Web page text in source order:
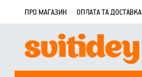
ПРО МАГАЗИН ОПЛАТА ТА ДОСТАВКА